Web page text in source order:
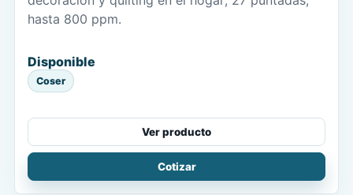
hasta 800 ppm.
Disponible
Coser
Ver producto
Cotizar